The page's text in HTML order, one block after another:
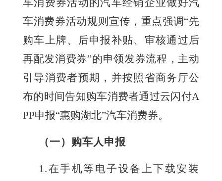
车消费券活动的汽车经销企业做好汽
车消费券活动规则宣传，重点强调“先
购车上牌、后申报补贴、审核通过后
再配发消费券”的申领发券流程，主动
引导消费者预期，并按照省商务厅公
布的时间告知购车消费者通过云闪付A
PP申报“惠购湖北”汽车消费券。
（一）购车人申报
1.在手机等电子设备上下载安装